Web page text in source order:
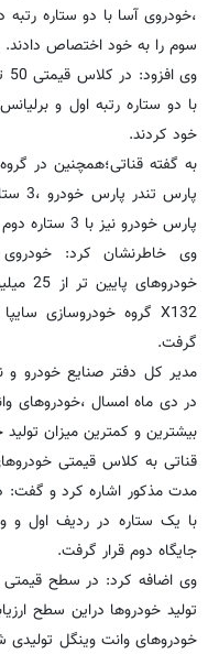
سوم را به خود اختصاص دادند.
خود کردند.
پارس خودرو نیز با 3 ستاره دوم شد.
گرفت.
مدیر کل دفتر صنایع خودرو و
در دی ماه امسال ،‌خودروهای
بیشترین و کمترین میزان
با یک ستاره در ردیف اول و
جایگاه دوم قرار گرفت.
تولید خودروها دراین سطح
خودروهای وانت وینگل